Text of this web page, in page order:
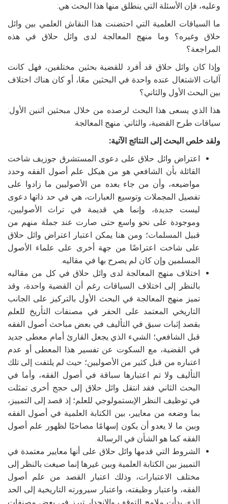
وعليه، فإن الأسئلة التي ينطلق منها هذا البحث هي:
ما السياقات العلمية التي احتضنت هذا النقاش العلمي بين وائل
حلاق وغيره؟ وما منهج المعالجة لدى وائل حلاق في هذه
المراجعة؟
وإذا كان وائل حلاق قد أفرد للقضية بحثين مختلفين، فهل كانت
آليات الاشتغال عنده واحدة في البحثين معًا، أو كان هناك اختلاف
بين البحث الأول والثاني؟
هذا الذي يسعى هذا البحث لرصده من خلال مبحثين اثنين الأول:
سياقات طرح القضية، والثاني: منهج المعالجة.
ولقد خلص البحث إلى النتائج الآتية:
اعتراض وائل حلاق على دعوى المستشرق جوزيف شاخت
القائلة بأن الشافعي هو من هيكل علم أصول الفقه وحدد
مواضيعه، وأن من جاء بعده من الأصوليين ما زادوا على
تفصيل المجملات وتوسيع العبارات، هي في حد ذاتها دعوى
ليست جديدة، وإنما هي قديمة في تراث الأصوليين،
وموجودة على نحو واسع حتى صارت عند جملة منهم من
قبيل المسلمات؛ ومن هنا يمكن اعتبار اعتراض وائل حلاق
على شاخت اعتراضًا من جهة أخرى على علماء الأصول
المسلمين وإن كان لم يصرح بها في مقاليه.
اختلاف منهج المعالجة لدى وائل حلاق في كل من مقاليه
بالنظر إلى اختلاف السياقات رغم أن القضية واحدة، وقد
تميز منهج المعالجة في البحث الأول بالتركيز على الجانب
التاريخي المعتمد على الحفر في مصنفات التأريخ للعلم
بقصد إثبات سبق في التأليف في بعض مباحث أصول الفقه
قبل الشافعي؛ الشيء الذي يجعل القارئ أمام معطى جديد
في القضية، مع السكوت عن تفسير هذا المعطى أو عدم
اعتباره من قبل كثير من الأصوليين؛ حيث لم يلتفت إلى تلك
التأليف ولا تم اعتبارها سباقة في أصول الفقه، وأما في
البحث الثاني فقد انتقل وائل حلاق إلى حجج أخرى تمثلت
في توظيف النظر الإبستمولوجي للعلم؛ إذ قصد إلى التمييز،
بما وضعه من معايير، بين الكتابة العلمية في أصول الفقه
وبين ما لا يعدو أن يكون إسهامًا مصاحبًا لظهور علم أصول
الفقه كما هو الشأن في الرسالة.
الشروط التي قدمها وائل حلاق على أنها معايير معتمدة في
التمييز بين الكتابة العلمية وبين غيرها إنما صيغت بالنظر إلى
مختلف الاعتبارات، وذلك اعتبار القصد من علم أصول
الفقه، واعتبار وظيفته، واعتبار سيرورته التاريخية إلى الحد